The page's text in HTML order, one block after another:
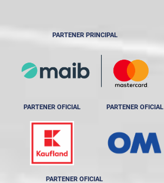
PARTENER PRINCIPAL
PARTENER OFICIAL PARTENER OFICIAL
PARTENER OFICIAL